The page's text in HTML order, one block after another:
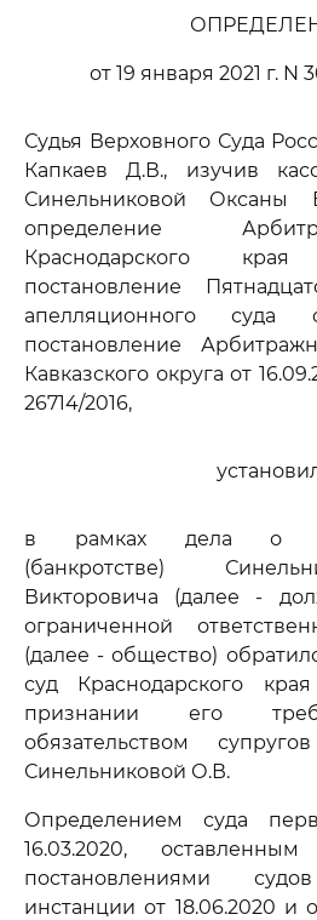
от 19 января 2021 г. N
Судья Верховного Суда
Капкаев Д.В., изучив
Синельниковой Оксаны
определение
Краснодарского
постановление
апелляционного
постановление
Кавказского округа от
26714/2016,
в рамках дела о
(банкротстве)
Викторовича (далее -
ограниченной
(далее - общество)
суд Краснодарского
признании его
обязательством
Синельниковой О.В.
Определением суда
16.03.2020,
постановлениями
инстанции от 18.06.2020 и